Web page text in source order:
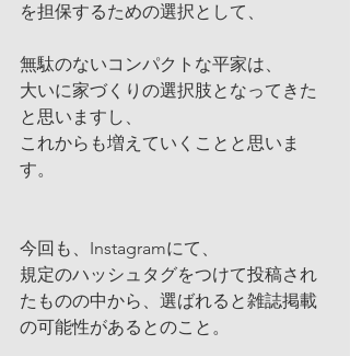
を担保するための選択として、
無駄のないコンパクトな平家は、
大いに家づくりの選択肢となってきた
と思いますし、
これからも増えていくことと思いま
す。
今回も、Instagramにて、
規定のハッシュタグをつけて投稿され
たものの中から、選ばれると雑誌掲載
の可能性があるとのこと。